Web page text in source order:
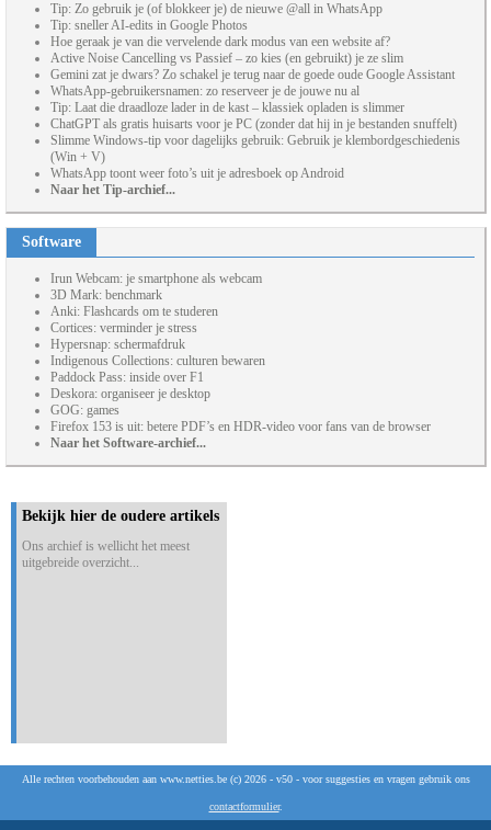
Tip: Zo gebruik je (of blokkeer je) de nieuwe @all in WhatsApp
Tip: sneller AI-edits in Google Photos
Hoe geraak je van die vervelende dark modus van een website af?
Active Noise Cancelling vs Passief – zo kies (en gebruikt) je ze slim
Gemini zat je dwars? Zo schakel je terug naar de goede oude Google Assistant
WhatsApp-gebruikersnamen: zo reserveer je de jouwe nu al
Tip: Laat die draadloze lader in de kast – klassiek opladen is slimmer
ChatGPT als gratis huisarts voor je PC (zonder dat hij in je bestanden snuffelt)
Slimme Windows-tip voor dagelijks gebruik: Gebruik je klembordgeschiedenis
(Win + V)
WhatsApp toont weer foto’s uit je adresboek op Android
Naar het Tip-archief...
Software
Irun Webcam: je smartphone als webcam
3D Mark: benchmark
Anki: Flashcards om te studeren
Cortices: verminder je stress
Hypersnap: schermafdruk
Indigenous Collections: culturen bewaren
Paddock Pass: inside over F1
Deskora: organiseer je desktop
GOG: games
Firefox 153 is uit: betere PDF’s en HDR-video voor fans van de browser
Naar het Software-archief...
Bekijk hier de oudere artikels
Ons archief is wellicht het meest
uitgebreide overzicht...
Alle rechten voorbehouden aan www.netties.be (c) 2026 - v50 - voor suggesties en vragen gebruik ons
contactformulier.